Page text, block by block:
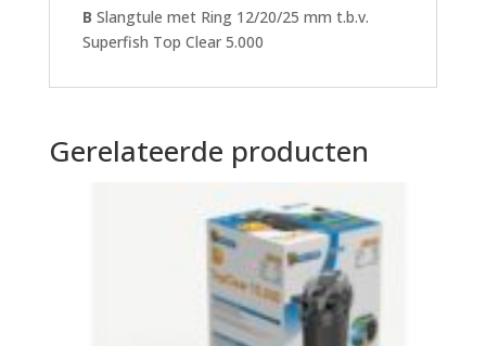
B Slangtule met Ring 12/20/25 mm t.b.v.
Superfish Top Clear 5.000
Gerelateerde producten